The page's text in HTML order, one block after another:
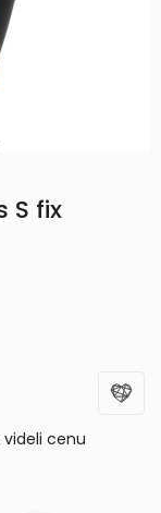
S fix
cenu